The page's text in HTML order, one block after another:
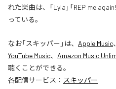
れた楽曲は、「Lyla」「REP me
っている。
なお「スキッパー 」は、 Apple Music、
YouTube Music、 Amazon Music
聴くことができる。
各配信サービス： スキッパー